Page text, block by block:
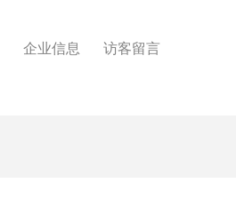
企业信息 访客留言